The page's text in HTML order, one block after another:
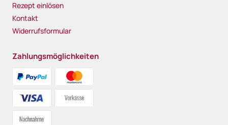
Rezept einlösen
Kontakt
Widerrufsformular
Zahlungsmöglichkeiten